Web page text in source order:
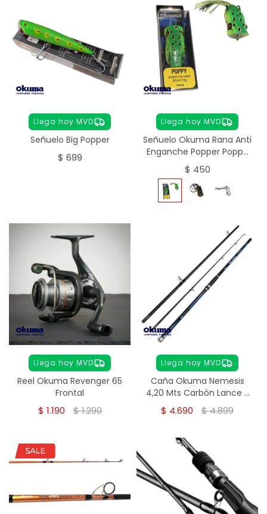
Llega hoy MVD
Señuelo Big Popper
$ 699
Llega hoy MVD
Señuelo Okuma Rana Anti
Enganche Popper Poppy
60mm/15g - Verde
$ 450
Llega hoy MVD
Reel Okuma Revenger 65
Frontal
$ 1.190 $1.290
Llega hoy MVD
Caña Okuma Nemesis
4,20 Mts Carbón Lance 3
Tramos
$ 4.690 $4.899